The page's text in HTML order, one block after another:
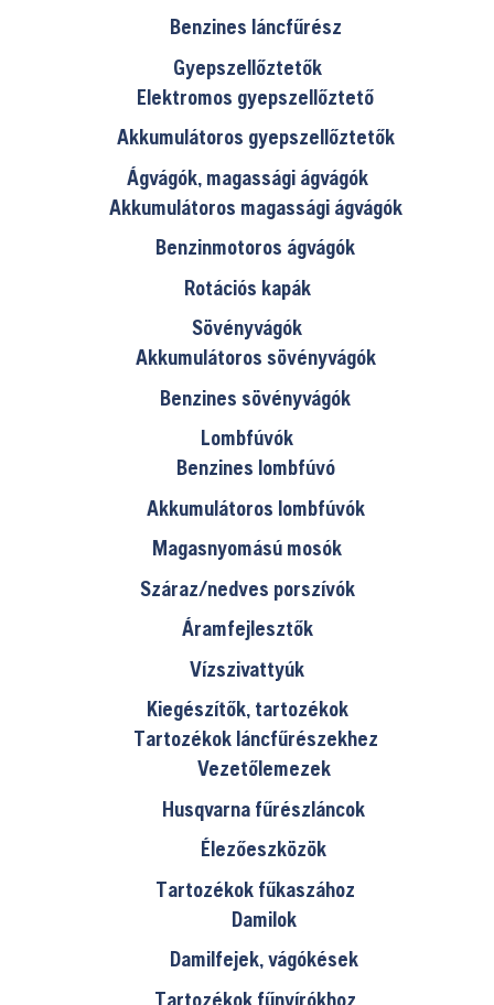
Benzines láncfűrész
Gyepszellőztetők
Elektromos gyepszellőztető
Akkumulátoros gyepszellőztetők
Ágvágók, magassági ágvágók
Akkumulátoros magassági ágvágók
Benzinmotoros ágvágók
Rotációs kapák
Sövényvágók
Akkumulátoros sövényvágók
Benzines sövényvágók
Lombfúvók
Benzines lombfúvó
Akkumulátoros lombfúvók
Magasnyomású mosók
Száraz/nedves porszívók
Áramfejlesztők
Vízszivattyúk
Kiegészítők, tartozékok
Tartozékok láncfűrészekhez
Vezetőlemezek
Husqvarna fűrészláncok
Élezőeszközök
Tartozékok fűkaszához
Damilok
Damilfejek, vágókések
Tartozékok fűnyírókhoz